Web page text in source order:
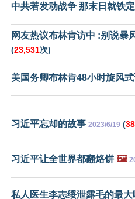
中共若发动战争 那末日就铁
网友热议布林肯访中 :别说暴
(23,531次)
美国务卿布林肯48小时旋风
习近平忘却的故事 2023/6/19 (
习近平让全世界都翻烙饼 🖼️
私人医生李志绥泄露毛的最大